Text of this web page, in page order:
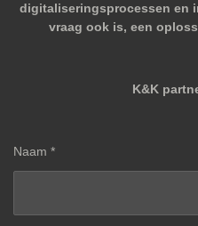
digitaliseringsprocessen en
vraag ook is, een
K&K
Naam *